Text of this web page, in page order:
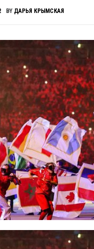
BY ДАРЬЯ КРЫМСКАЯ